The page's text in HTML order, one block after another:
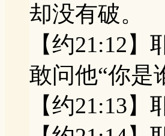
却没有破。
【约21:12
敢问他“你是
【约21:13